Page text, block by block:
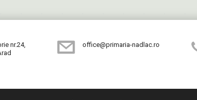
office@primaria-nadlac.ro
nr.24,